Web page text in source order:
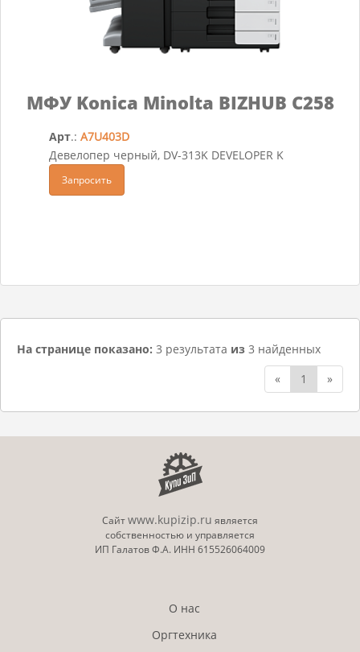
МФУ Konica Minolta BIZHUB C258
Арт.: A7U403D
Девелопер черный, DV-313K DEVELOPER K
Запросить
На странице показано: 3 результата из 3 найденных
«
1 »
Сайтwww.kupizip.ru является
собственностью и управляется
ИП Галатов Ф.А. ИНН 615526064009
О нас
Оргтехника